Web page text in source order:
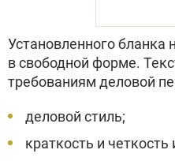
Установленного бланка
в свободной форме.
требованиям деловой
деловой стиль;
краткость и